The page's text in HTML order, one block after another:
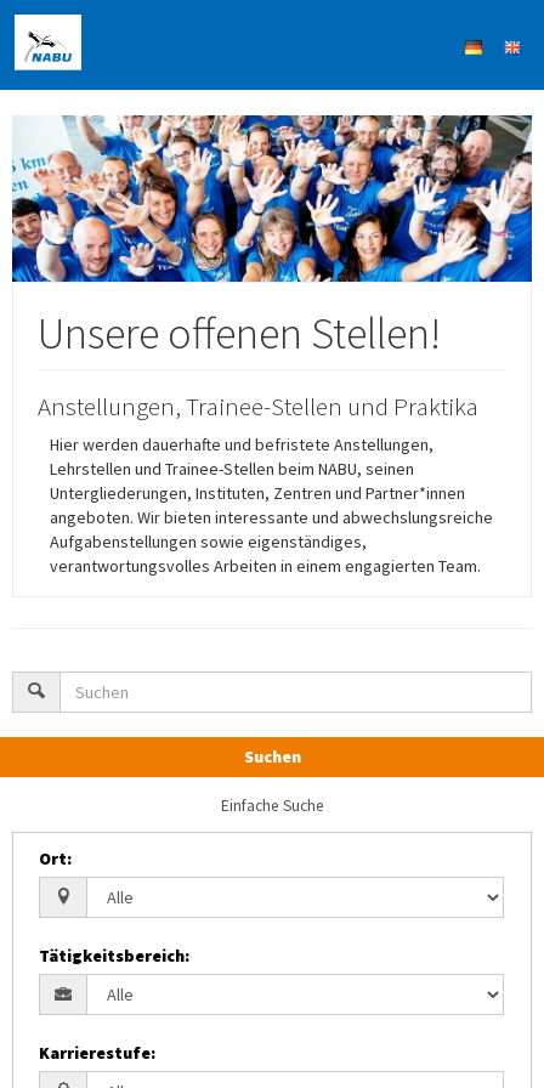
Unsere offenen Stellen!
Anstellungen, Trainee-Stellen und Praktika
Hier werden dauerhafte und befristete Anstellungen,
Lehrstellen und Trainee-Stellen beim NABU, seinen
Untergliederungen, Instituten, Zentren und Partner*innen
angeboten. Wir bieten interessante und abwechslungsreiche
Aufgabenstellungen sowie eigenständiges,
verantwortungsvolles Arbeiten in einem engagierten Team.
Suchen
Einfache Suche
Ort:
Tätigkeitsbereich:
Karrierestufe: